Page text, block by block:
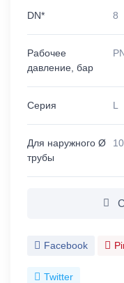
DN* 8
Рабочее
давление, бар
Серия L
Для наружного Ø
трубы
Facebook
Twitter